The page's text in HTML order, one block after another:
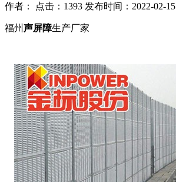
作者： 点击：1393 发布时间：2022-02-15
福州声屏障生产厂家